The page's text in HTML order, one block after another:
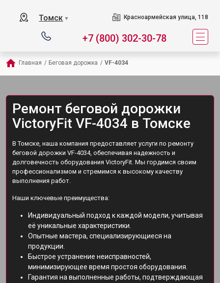
Томск ▼ Красноармейская улица, 118
+7 (800) 302-30-78
Главная / Беговая дорожка / VF-4034
Ремонт беговой дорожки
VictoryFit VF-4034 в Томске
В Томске, наша компания предоставляет услуги по ремонту
беговой дорожки VF-4034, обеспечивая надежность и
долговечность оборудования VictoryFit. Мы гордимся своим
профессионализмом и стремимся к высокому качеству
выполнения работ.
Наши ключевые преимущества:
Индивидуальный подход к каждой модели, учитывая
её уникальные характеристики.
Опытные мастера, специализирующиеся на
продукции.
Быстрое устранение неисправностей,
минимизирующее время простоя оборудования.
Гарантия на выполненные работы, подтверждающая